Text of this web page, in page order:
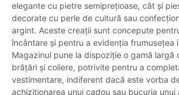
elegante cu pietre semiprețioase, cât și
decorate cu perle de cultură sau
argint. Aceste creații sunt concepute
încântare și pentru a evidenția frumusețea
Magazinul pune la dispoziție o gamă largă
brățări și coliere, potrivite pentru a
vestimentare, indiferent dacă este vorba
achiziționarea unui cadou sau bucuria unui